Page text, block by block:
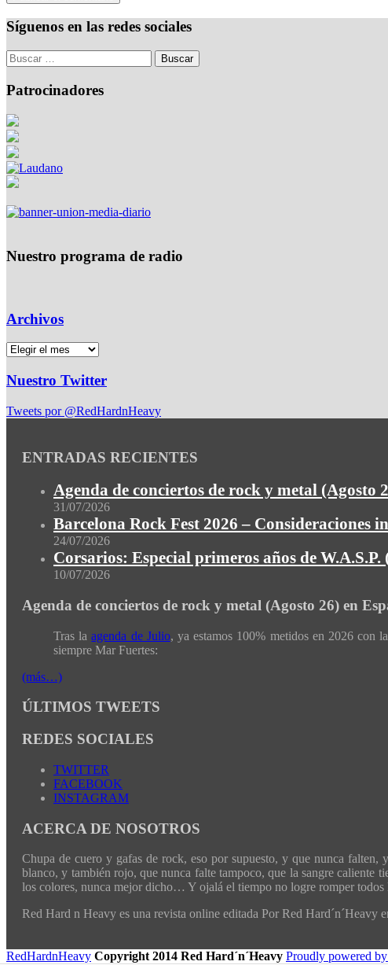
Síguenos en las redes sociales
Patrocinadores
Nuestro programa de radio
Archivos
Nuestro Twitter
Tweets por @RedHardnHeavy
ENTRADAS RECIENTES
Agenda de conciertos de rock y metal (Agosto
31/07/2026
Barcelona Rock Fest 2026 – Consideraciones
24/07/2026
Corsarios: Especial primeros años de W.A.S.P.
10/07/2026
Agenda de conciertos de rock y metal (Agosto 26) en
Tras laagenda de Julio, ya estamos 100% metidos en 2026 con
siempre Mar Fuertes:
(más…)
ÚLTIMOS TWEETS
REDES SOCIALES
TWITTER
FACEBOOK
INSTAGRAM
ACERCA DE NOSOTROS
Chupa de cuero y gafas de rock, eso por supuesto, y que nunca falten,
blanco, y también rojo, que nunca falte tampoco, que la sangre
los colores, nunca mejor dicho… Y ojalá el tiempo no logre romper todos
Red Hard n Heavy es una revista online editada Por Red Hard´n´Heavy
RedHardnHeavy Copyright 2014 Red Hard´n´Heavy Proudly powered